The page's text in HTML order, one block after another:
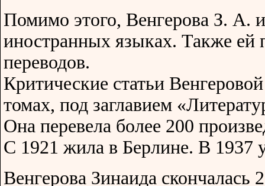
Помимо этого, Венгерова З. А.
иностранных языках. Также ей
переводов.
Критические статьи
томах, под заглавием
Она перевела более 200
С 1921 жила в Берлине. В
Венгерова Зинаида